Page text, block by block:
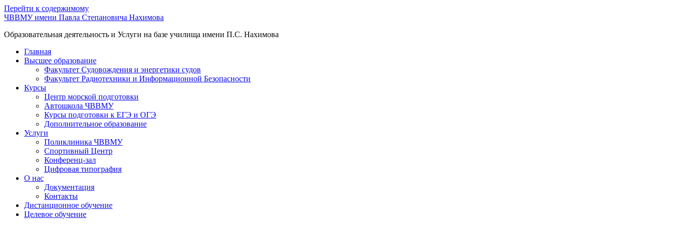
Перейти к содержимому
ЧВВМУ имени Павла Степановича Нахимова
Образовательная деятельность и Услуги на базе училища имени П.С. Нахимова
Главная
Высшее образование
Факультет Судовождения и энергетики судов
Факультет Радиотехники и Информационной Безопасности
Курсы
Центр морской подготовки
Автошкола ЧВВМУ
Курсы подготовки к ЕГЭ и ОГЭ
Дополнительное образование
Услуги
Поликлиника ЧВВМУ
Спортивный Центр
Конференц-зал
Цифровая типография
О нас
Документация
Контакты
Дистанционное обучение
Целевое обучение